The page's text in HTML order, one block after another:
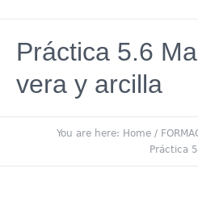
Práctica 5.6
vera y arcilla
You are here: Home /
Práctica